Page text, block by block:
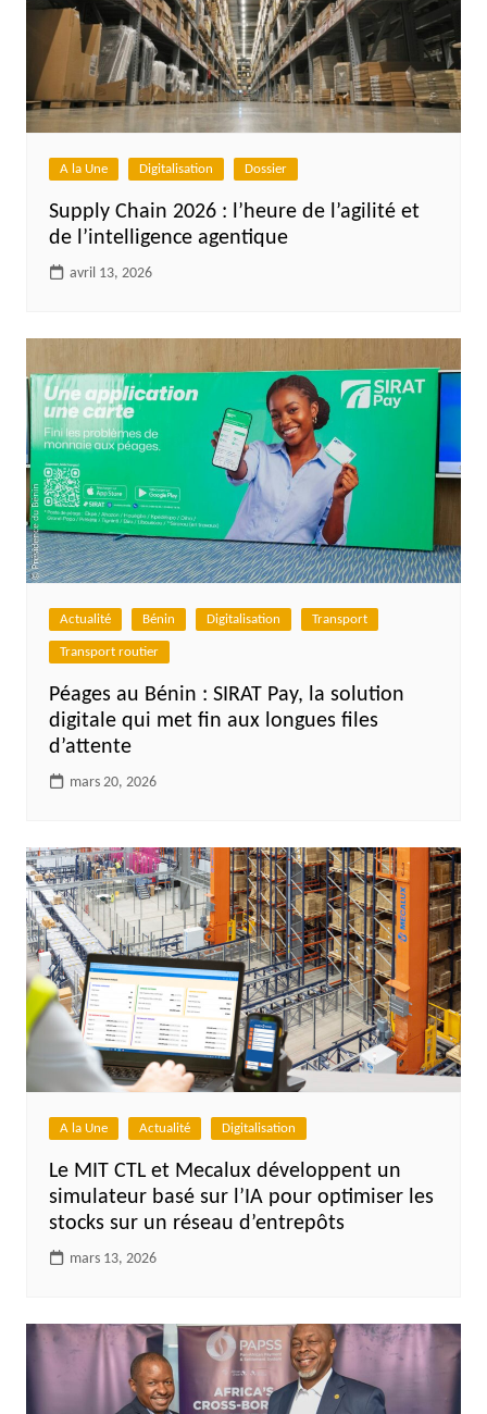
A la Une Digitalisation Dossier
Supply Chain 2026 : l’heure de l’agilité et
de l’intelligence agentique
avril 13, 2026
Actualité Bénin Digitalisation Transport
Transport routier
Péages au Bénin : SIRAT Pay, la solution
digitale qui met fin aux longues files
d’attente
mars 20, 2026
A la Une Actualité Digitalisation
Le MIT CTL et Mecalux développent un
simulateur basé sur l’IA pour optimiser les
stocks sur un réseau d’entrepôts
mars 13, 2026